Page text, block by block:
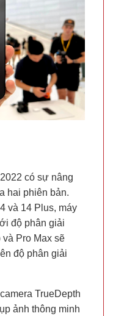
có sự nâng
hai phiên bản.
và 14 Plus, máy
độ phân giải
và Pro Max sẽ
độ phân giải
TrueDepth
ảnh thông minh